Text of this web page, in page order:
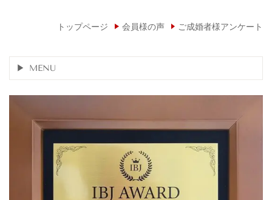
トップページ 会員様の声 ご成婚者様アンケート
MENU